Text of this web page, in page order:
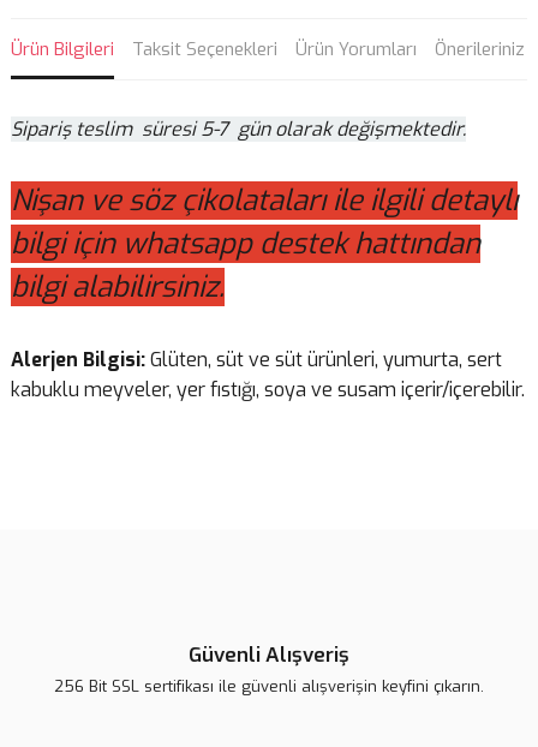
Ürün Bilgileri Taksit Seçenekleri Ürün Yorumları Önerileriniz
Sipariş teslim süresi 5-7 gün olarak değişmektedir.
Nişan ve söz çikolataları ile ilgili detaylı
bilgi için whatsapp destek hattından
bilgi alabilirsiniz.
Alerjen Bilgisi:Glüten, süt ve süt ürünleri, yumurta, sert
kabuklu meyveler, yer fıstığı, soya ve susam içerir/içerebilir.
Güvenli Alışveriş
256 Bit SSL sertifikası ile güvenli alışverişin keyfini çıkarın.